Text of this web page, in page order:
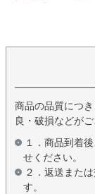
商品の品質につ
良・破損などが
１．商品到着
せください。
２．返送また
す。